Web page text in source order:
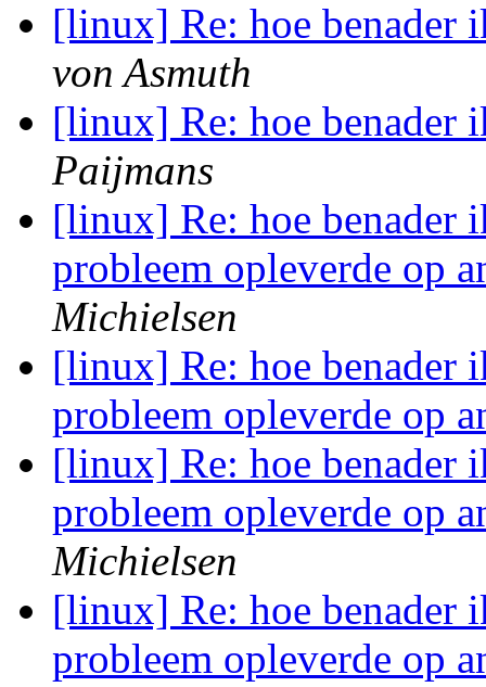
[linux] Re: hoe benader
von Asmuth
[linux] Re: hoe benader
Paijmans
[linux] Re: hoe benader
probleem opleverde op
Michielsen
[linux] Re: hoe benader
probleem opleverde op
[linux] Re: hoe benader
probleem opleverde op
Michielsen
[linux] Re: hoe benader
probleem opleverde op